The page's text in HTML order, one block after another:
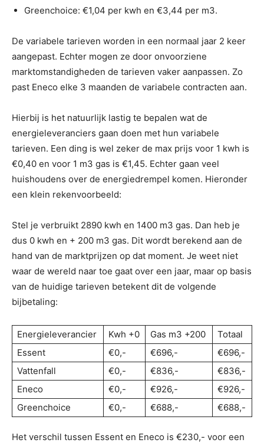
Greenchoice: €1,04 per kwh en €3,44 per m3.
De variabele tarieven worden in een normaal jaar 2 keer
aangepast. Echter mogen ze door onvoorziene
marktomstandigheden de tarieven vaker aanpassen. Zo
past Eneco elke 3 maanden de variabele contracten aan.
Hierbij is het natuurlijk lastig te bepalen wat de
energieleveranciers gaan doen met hun variabele
tarieven. Een ding is wel zeker de max prijs voor 1 kwh is
€0,40 en voor 1 m3 gas is €1,45. Echter gaan veel
huishoudens over de energiedrempel komen. Hieronder
een klein rekenvoorbeeld:
Stel je verbruikt 2890 kwh en 1400 m3 gas. Dan heb je
dus 0 kwh en + 200 m3 gas. Dit wordt berekend aan de
hand van de marktprijzen op dat moment. Je weet niet
waar de wereld naar toe gaat over een jaar, maar op basis
van de huidige tarieven betekent dit de volgende
bijbetaling:
Energieleverancier Kwh +0 Gas m3 +200
Totaal
Essent
€0,- €696,-
€696,-
Vattenfall
€0,- €836,-
€836,-
Eneco
€0,- €926,-
€926,-
Greenchoice
€0,- €688,- €688,-
Het verschil tussen Essent en Eneco is €230,- voor een